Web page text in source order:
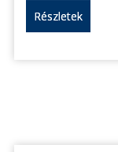
Részletek